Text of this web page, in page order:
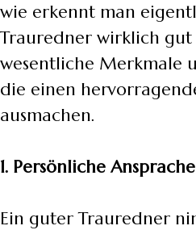
wie erkennt man
Trauredner wirklich gut
wesentliche Merkmale
die einen
ausmachen.
1. Persönliche
Ein guter Trauredner